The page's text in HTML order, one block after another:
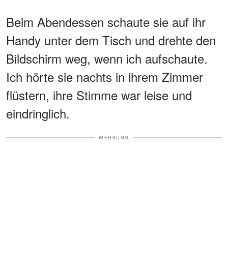
Beim Abendessen schaute sie auf ihr
Handy unter dem Tisch und drehte den
Bildschirm weg, wenn ich aufschaute.
Ich hörte sie nachts in ihrem Zimmer
flüstern, ihre Stimme war leise und
eindringlich.
WERBUNG